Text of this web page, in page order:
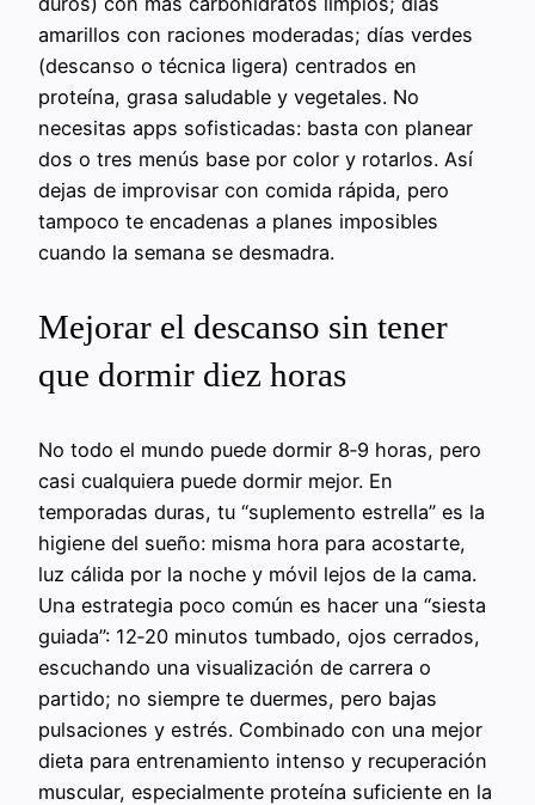
amarillos con raciones moderadas; días verdes
(descanso o técnica ligera) centrados en
proteína, grasa saludable y vegetales. No
necesitas apps sofisticadas: basta con planear
dos o tres menús base por color y rotarlos. Así
dejas de improvisar con comida rápida, pero
tampoco te encadenas a planes imposibles
cuando la semana se desmadra.
Mejorar el descanso sin tener
que dormir diez horas
No todo el mundo puede dormir 8‑9 horas, pero
casi cualquiera puede dormir mejor. En
temporadas duras, tu “suplemento estrella” es la
higiene del sueño: misma hora para acostarte,
luz cálida por la noche y móvil lejos de la cama.
Una estrategia poco común es hacer una “siesta
guiada”: 12‑20 minutos tumbado, ojos cerrados,
escuchando una visualización de carrera o
partido; no siempre te duermes, pero bajas
pulsaciones y estrés. Combinado con una mejor
dieta para entrenamiento intenso y recuperación
muscular, especialmente proteína suficiente en la